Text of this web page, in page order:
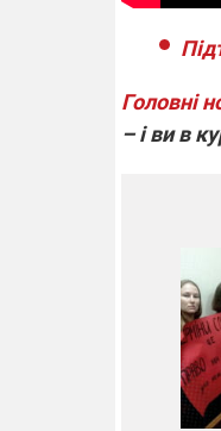
Головні
– і ви в